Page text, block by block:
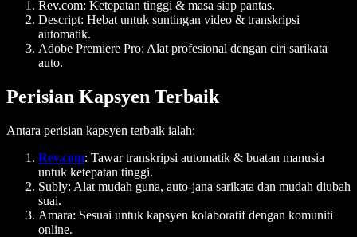
Rev.com: Ketepatan tinggi & masa siap pantas.
Descript: Hebat untuk suntingan video & transkripsi
automatik.
Adobe Premiere Pro: Alat profesional dengan ciri sarikata
auto.
Perisian Kapsyen Terbaik
Antara perisian kapsyen terbaik ialah:
Rev.com: Tawar transkripsi automatik & buatan manusia
untuk ketepatan tinggi.
Subly: Alat mudah guna, auto-jana sarikata dan mudah diubah
suai.
Amara: Sesuai untuk kapsyen kolaboratif dengan komuniti
online.